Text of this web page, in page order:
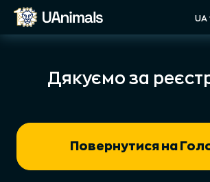
Skip
UA
Дякуємо за
Повернутися на